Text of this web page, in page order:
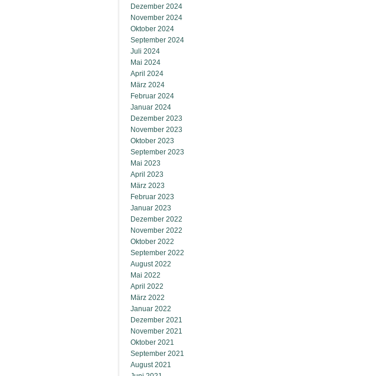
Dezember 2024
November 2024
Oktober 2024
September 2024
Juli 2024
Mai 2024
April 2024
März 2024
Februar 2024
Januar 2024
Dezember 2023
November 2023
Oktober 2023
September 2023
Mai 2023
April 2023
März 2023
Februar 2023
Januar 2023
Dezember 2022
November 2022
Oktober 2022
September 2022
August 2022
Mai 2022
April 2022
März 2022
Januar 2022
Dezember 2021
November 2021
Oktober 2021
September 2021
August 2021